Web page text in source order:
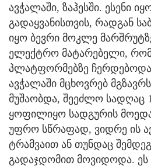
ავჭალაში, ზაჰესში. ესენი
გადაყვანისთვის, რადგან
იყო ბევრი მოკლე
ელექტრო მატარებელი,
პლატფორმებზე
ავჭალაში მცხოვრებ
მუშაობდა, შეეძლო სადღაც
ყოფილიყო სადგურის
უფრო სწრაფად, ვიდრე ის
ტრამვაით ან თუნდაც
გადაჯდომით მოვიდოდა. ეს